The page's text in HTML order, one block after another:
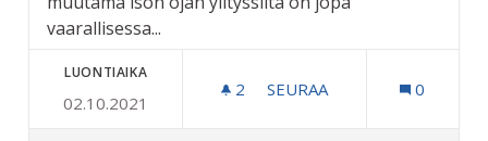
vaarallisessa...
LUONTIAIKA
02.10.2021
2 2 SEURAAJAA
SEURAA 0